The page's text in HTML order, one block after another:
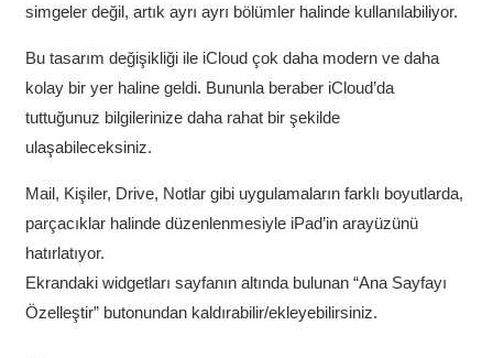
simgeler değil, artık ayrı ayrı bölümler halinde kullanılabiliyor.
Bu tasarım değişikliği ile iCloud çok daha modern ve daha
kolay bir yer haline geldi. Bununla beraber iCloud’da
tuttuğunuz bilgilerinize daha rahat bir şekilde
ulaşabileceksiniz.
Mail, Kişiler, Drive, Notlar gibi uygulamaların farklı boyutlarda,
parçacıklar halinde düzenlenmesiyle iPad’in arayüzünü
hatırlatıyor.
Ekrandaki widgetları sayfanın altında bulunan “Ana Sayfayı
Özelleştir” butonundan kaldırabilir/ekleyebilirsiniz.